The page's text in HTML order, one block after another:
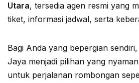
Utara, tersedia agen resmi yang
tiket, informasi jadwal, serta
Bagi Anda yang bepergian
Jaya menjadi pilihan yang
untuk perjalanan rombongan